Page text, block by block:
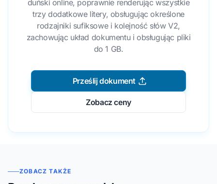
duński online, poprawnie renderując wszystkie
trzy dodatkowe litery, obsługując określone
rodzajniki sufiksowe i kolejność słów V2,
zachowując układ dokumentu i obsługując pliki
do 1 GB.
Prześlij dokument
Zobacz ceny
ZOBACZ TAKŻE